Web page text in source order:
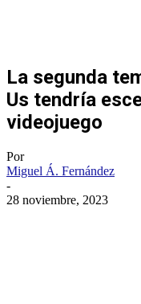
La segunda
Us tendría
videojuego
Por
Miguel Á. Fernández
-
28 noviembre, 2023